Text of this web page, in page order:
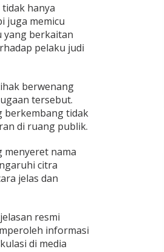
hanya
juga memicu
yang berkaitan
pelaku judi
berwenang
tersebut.
berkembang tidak
di ruang publik.
menyeret nama
citra
jelas dan
resmi
informasi
di media